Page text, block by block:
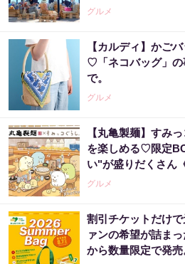
グルメ
【カルディ】かご
♡「ネコバッグ」の
で。
グルメ
【丸亀製麺】すみ
を楽しめる♡限定
い"が盛りだくさん
グルメ
割引チケットだけ
ァンの希望が詰ま
から数量限定で発売